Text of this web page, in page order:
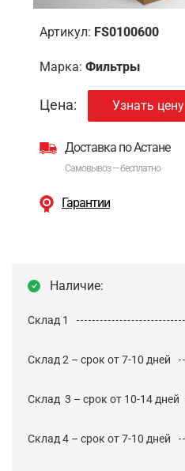
Артикул: FS0100600
Марка: Фильтры
Цена: Узнать цену
Доставка по Астане
Самовывоз — бесплатно
Гарантии
Наличие:
Склад 1
Склад 2 – срок от 7-10 дней
Cклад 3 – срок от 10-14 дней
Склад 4 – срок от 7-10 дней